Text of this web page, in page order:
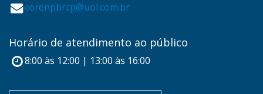
corenpbrcp@uol.com.br
Horário de atendimento ao público
8:00 às 12:00 | 13:00 às 16:00